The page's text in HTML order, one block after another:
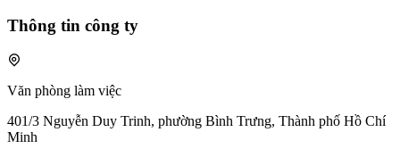
Thông tin công ty
Văn phòng làm việc
401/3 Nguyễn Duy Trinh, phường Bình Trưng, Thành phố Hồ Chí
Minh